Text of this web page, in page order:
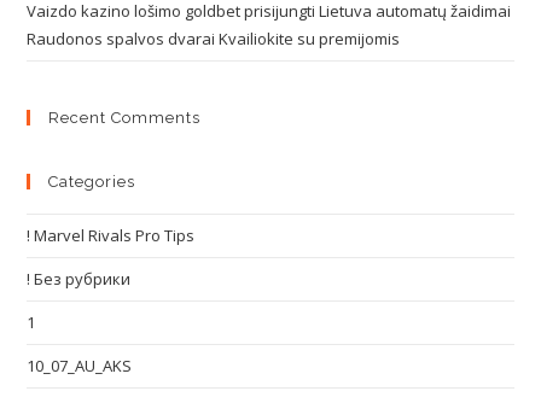
Vaizdo kazino lošimo goldbet prisijungti Lietuva automatų žaidimai
Raudonos spalvos dvarai Kvailiokite su premijomis
Recent Comments
Categories
! Marvel Rivals Pro Tips
! Без рубрики
1
10_07_AU_AKS